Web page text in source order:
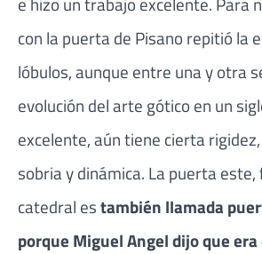
con la puerta de Pisano repitió la
lóbulos, aunque entre una y otra
evolución del arte gótico en un
excelente, aún tiene cierta
sobria y dinámica. La puerta
catedral estambién llamada
porque Miguel Angel dijo que